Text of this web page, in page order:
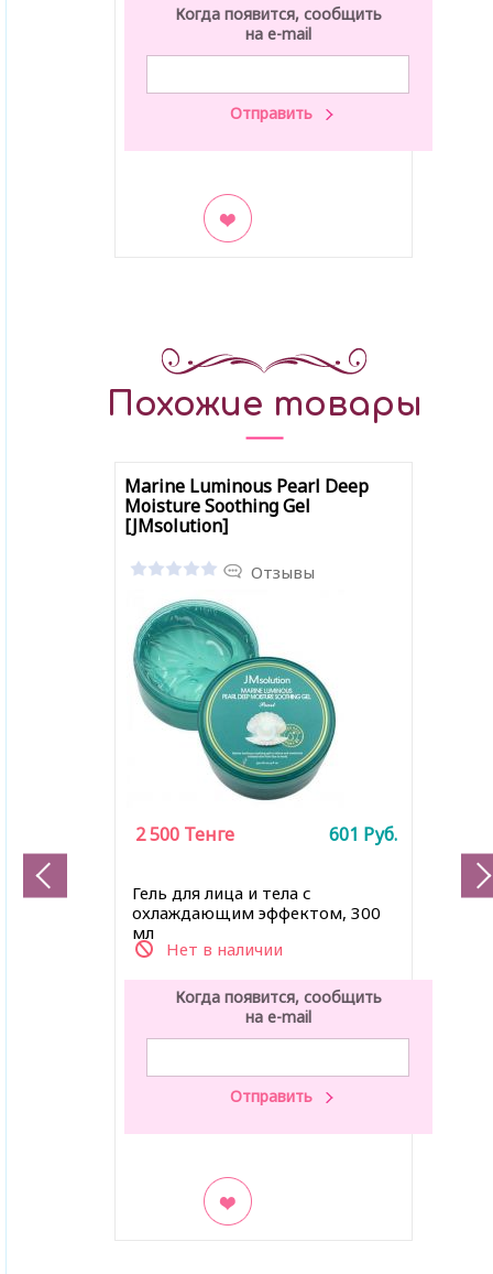
Когда появится, сообщить
на e-mail
Похожие товары
Marine Luminous Pearl Deep
Moisture Soothing Gel
[JMsolution]
Отзывы
Гель для лица и тела с
охлаждающим эффектом, 300
мл
Нет в наличии
2 500 Тенге 601 Руб.
Когда появится, сообщить
на e-mail